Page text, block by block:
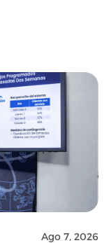
Ago 7, 2026